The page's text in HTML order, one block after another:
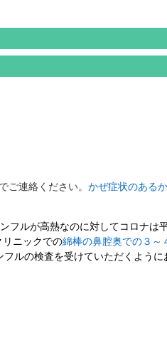
ご連絡ください。 かぜ症状のある
ルが高熱なのに対してコロナは
ニックでの綿棒の鼻腔奥での３～
ルの検査を受けていただくように